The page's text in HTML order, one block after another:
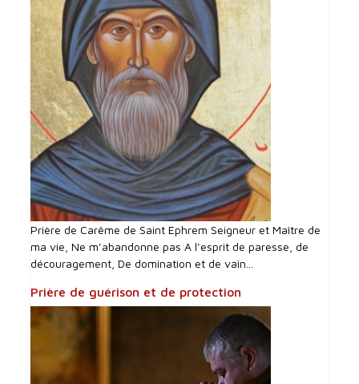
Prière de Carême de Saint Ephrem Seigneur et Maître de
ma vie, Ne m’abandonne pas A l’esprit de paresse, de
découragement, De domination et de vain...
Prière de guérison et de protection